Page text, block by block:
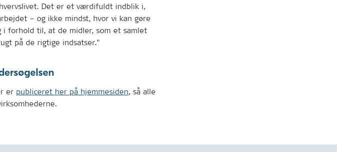
Det er et værdifuldt indblik i,
– og ikke mindst, hvor vi kan gøre
forhold til, at de midler, som et samlet
på de rigtige indsatser."
er publiceret her på hjemmesiden, så alle